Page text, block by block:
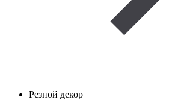
Резной декор